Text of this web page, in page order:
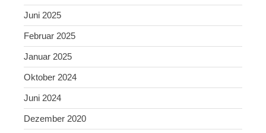
Juni 2025
Februar 2025
Januar 2025
Oktober 2024
Juni 2024
Dezember 2020